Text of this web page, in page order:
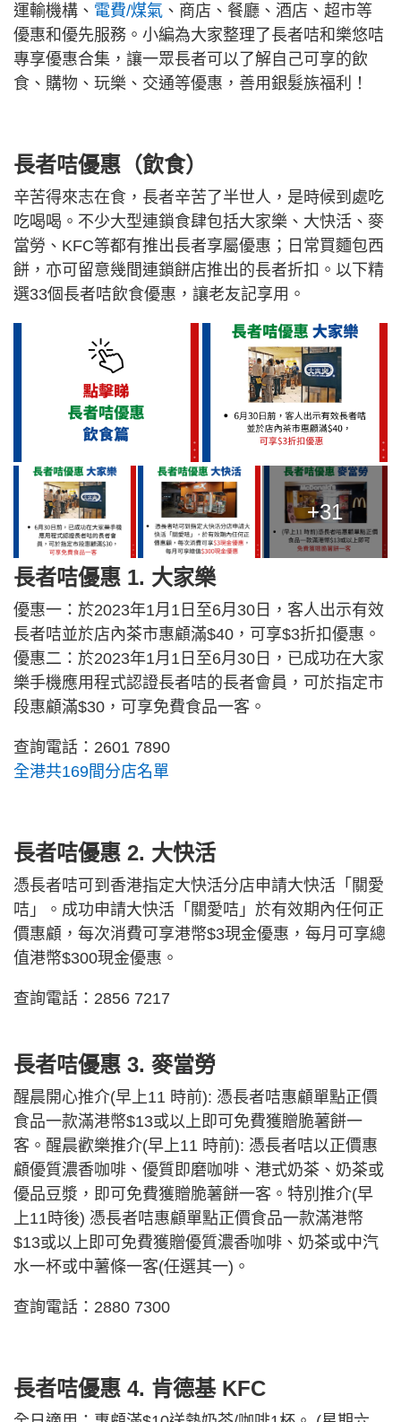
運輸機構、 電費/煤氣 、商店、餐廳、酒店、超市等
優惠和優先服務。小編為大家整理了長者咭和樂悠咭
專享優惠合集，讓一眾長者可以了解自己可享的飲
食、購物、玩樂、交通等優惠，善用銀髮族福利！
長者咭優惠（飲食）
辛苦得來志在食，長者辛苦了半世人，是時候到處吃
吃喝喝。不少大型連鎖食肆包括大家樂、大快活、麥
當勞、KFC等都有推出長者享屬優惠；日常買麵包西
餅，亦可留意幾間連鎖餅店推出的長者折扣。以下精
選33個長者咭飲食優惠，讓老友記享用。
+31
長者咭優惠 1. 大家樂
優惠一：於2023年1月1日至6月30日，客人出示有效
長者咭並於店內茶市惠顧滿$40，可享$3折扣優惠。
優惠二：於2023年1月1日至6月30日，已成功在大家
樂手機應用程式認證長者咭的長者會員，可於指定市
段惠顧滿$30，可享免費食品一客。
查詢電話：2601 7890
全港共169間分店名單
長者咭優惠 2. 大快活
憑長者咭可到香港指定大快活分店申請大快活「關愛
咭」。成功申請大快活「關愛咭」於有效期內任何正
價惠顧，每次消費可享港幣$3現金優惠，每月可享總
值港幣$300現金優惠。
查詢電話：2856 7217
長者咭優惠 3. 麥當勞
醒晨開心推介(早上11 時前): 憑長者咭惠顧單點正價
食品一款滿港幣$13或以上即可免費獲贈脆薯餅一
客。醒晨歡樂推介(早上11 時前): 憑長者咭以正價惠
顧優質濃香咖啡、優質即磨咖啡、港式奶茶、奶茶或
優品豆漿，即可免費獲贈脆薯餅一客。特別推介(早
上11時後) 憑長者咭惠顧單點正價食品一款滿港幣
$13或以上即可免費獲贈優質濃香咖啡、奶茶或中汽
水一杯或中薯條一客(任選其一)。
查詢電話：2880 7300
長者咭優惠 4. 肯德基 KFC